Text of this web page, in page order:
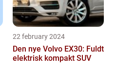
22 february 2024
Den nye Volvo EX30: Fuldt
elektrisk kompakt SUV